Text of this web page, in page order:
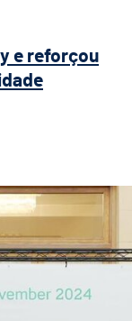
e reforçou
terá ainda